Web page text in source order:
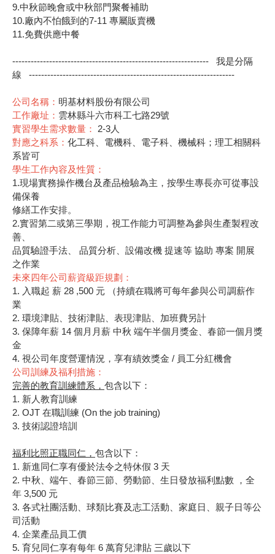
9.中秋節晚會或中秋部門聚餐補助
10.廠內不怕餓到的7-11 專屬販賣機
11.免費供應中餐
---------------------------------------------------------------- 我是分隔
線 -------------------------------------------------------------------
公司名稱： 明基材料股份有限公司
工作廠址： 雲林縣斗六市科工七路29號
實習學生需求數量：
2-3人
對應之科系： 化工科、電機科、電子科、機械科；理工相關科
系皆可
學生工作內容及性質：
1.現場實務操作機台及產品檢驗為主，按學生專長亦可從事設
備保養
修繕工作安排。
2.實習第二或第三學期，視工作能力可調整為參與生產製程改
善、
品質驗證手法、 品質分析、設備改機 提速等 協助 專案 開展
之作業
未來四年公司薪資級距規劃：
1. 入職起 薪 28 ,500 元 （持續在職將可每年參與公司調薪作
業
2. 環境津貼、技術津貼、表現津貼、加班費另計
3. 保障年薪 14 個月月薪 中秋 端午半個月獎金、春節一個月獎
金
4. 視公司年度營運情況，享有績效獎金 / 員工分紅機會
公司訓練及福利措施：
完善的教育訓練體系， 包含以下：
1. 新人教育訓練
2. OJT 在職訓練 (On the job training)
3. 技術認證培訓
福利比照正職同仁， 包含以下：
1. 新進同仁享有優於法令之特休假 3 天
2. 中秋、端午、春節三節、勞動節、生日發放福利點數 ，全
年 3,500 元
3. 各式社團活動、球類比賽及志工活動、家庭日、親子日等公
司活動
4. 企業產品員工價
5. 育兒同仁享有每年 6 萬育兒津貼 三歲以下